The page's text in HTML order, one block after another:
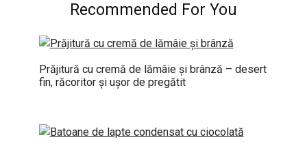
Recommended For You
Prăjitură cu cremă de lămâie și brânză – desert
fin, răcoritor și ușor de pregătit